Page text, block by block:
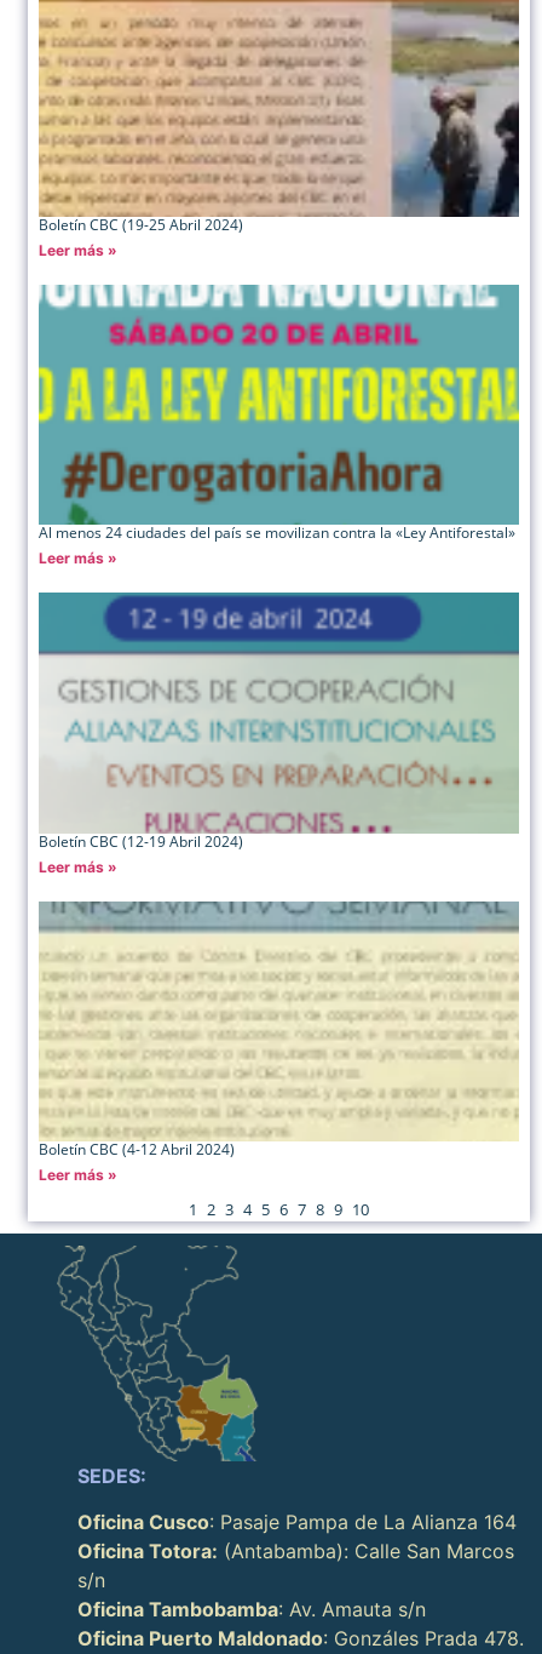
Boletín CBC (19-25 Abril 2024)
Leer más »
Al menos 24 ciudades del país se movilizan contra la «Ley Antiforestal»
Leer más »
Boletín CBC (12-19 Abril 2024)
Leer más »
Boletín CBC (4-12 Abril 2024)
Leer más »
1 2 3 4 5 6 7 8 9 10
SEDES:
Oficina Cusco: Pasaje Pampa de La Alianza 164
Oficina Totora: (Antabamba): Calle San Marcos
s/n
Oficina Tambobamba: Av. Amauta s/n
Oficina Puerto Maldonado: Gonzáles Prada 478.